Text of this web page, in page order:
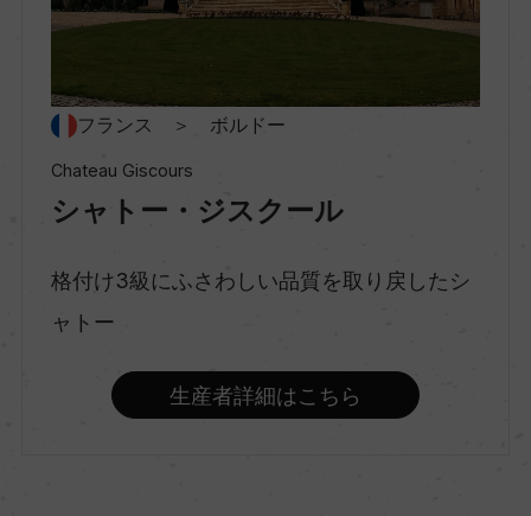
スティルワイン
味わい
品種（原材料）
カベルネ・ソーヴィニヨン 56%/メルロー 44%
フランス ＞ ボルドー
Chateau Giscours
シャトー・ジスクール
格付け3級にふさわしい品質を取り戻したシ
ャトー
生産者詳細はこちら